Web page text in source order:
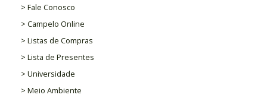
> Fale Conosco
> Campelo Online
> Listas de Compras
> Lista de Presentes
> Universidade
> Meio Ambiente